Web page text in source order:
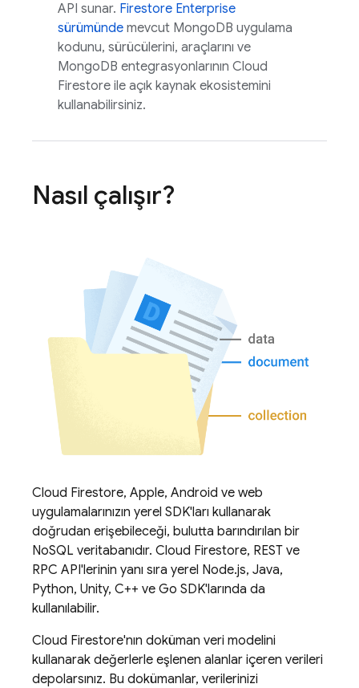
API sunar. Firestore Enterprise
sürümünde mevcut MongoDB uygulama
kodunu, sürücülerini, araçlarını ve
MongoDB entegrasyonlarının Cloud
Firestore ile açık kaynak ekosistemini
kullanabilirsiniz.
Nasıl çalışır?
Cloud Firestore, Apple, Android ve web
uygulamalarınızın yerel SDK'ları kullanarak
doğrudan erişebileceği, bulutta barındırılan bir
NoSQL veritabanıdır. Cloud Firestore, REST ve
RPC API'lerinin yanı sıra yerel Node.js, Java,
Python, Unity, C++ ve Go SDK'larında da
kullanılabilir.
Cloud Firestore'nın doküman veri modelini
kullanarak değerlerle eşlenen alanlar içeren verileri
depolarsınız. Bu dokümanlar, verilerinizi